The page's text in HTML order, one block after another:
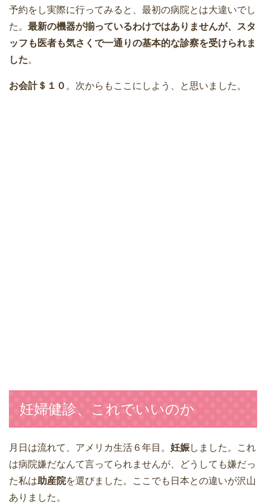
予約をし実際に行ってみると、最初の病院とは大違いでし
た。 最新の機器が揃っているわけではありませんが、スタ
ッフも医者も気さくで一通りの基本的な診察を受けられま
した。
お会計＄１０ 。次からもここにしよう、と思いました。
妊婦健診、これでいいのか
月日は流れて、アメリカ生活６年目。 妊娠しました。これ
は病院嫌だなんて言ってられませんが、どうしても嫌だっ
た私は助産院を選びました。ここでも日本との違いが沢山
ありました。